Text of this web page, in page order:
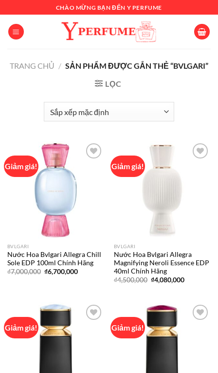
đến
nội
dung
CHÀO MỪNG BẠN ĐẾN Y PERFUME
TRANG CHỦ / SẢN PHẨM ĐƯỢC GẮN THẺ “BVLGARI”
LỌC
Giảm giá!
BVLGARI
Nước Hoa Bvlgari Allegra Chill
Sole EDP 100ml Chính Hãng
₫7,000,000 Giá
gốc
₫6,700,000Giá
Giảm giá!
BVLGARI
Nước Hoa Bvlgari Allegra
Magnifying Neroli Essence EDP
40ml Chính Hãng
₫4,500,000 Giá
gốc
₫4,080,000Giá
Giảm giá! Giảm giá!